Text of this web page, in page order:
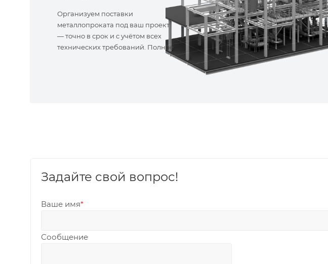
Организуем поставки
металлопроката под ваш проект
— точно в срок и с учётом всех
технических требований. Полное
Задайте свой вопрос!
Ваше имя*
Сообщение